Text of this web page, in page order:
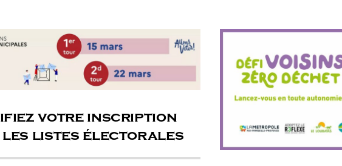
votre inscription
les listes électorales